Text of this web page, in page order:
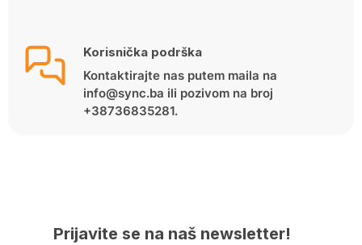
Korisnička podrška
Kontaktirajte nas putem maila na
info@sync.ba ili pozivom na broj
+38736835281.
Prijavite se na naš newsletter!